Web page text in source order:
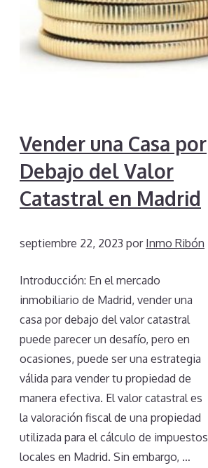
Vender una Casa por
Debajo del Valor
Catastral en Madrid
septiembre 22, 2023 por Inmo Ribón
Introducción: En el mercado
inmobiliario de Madrid, vender una
casa por debajo del valor catastral
puede parecer un desafío, pero en
ocasiones, puede ser una estrategia
válida para vender tu propiedad de
manera efectiva. El valor catastral es
la valoración fiscal de una propiedad
utilizada para el cálculo de impuestos
locales en Madrid. Sin embargo, …